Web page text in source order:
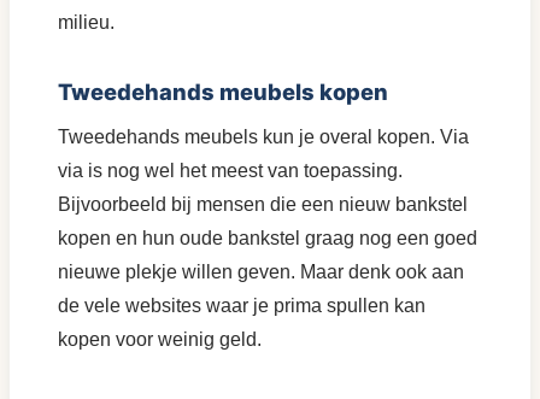
milieu.
Tweedehands meubels kopen
Tweedehands meubels kun je overal kopen. Via
via is nog wel het meest van toepassing.
Bijvoorbeeld bij mensen die een nieuw bankstel
kopen en hun oude bankstel graag nog een goed
nieuwe plekje willen geven. Maar denk ook aan
de vele websites waar je prima spullen kan
kopen voor weinig geld.